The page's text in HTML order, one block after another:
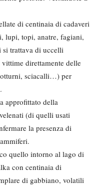
di centinaia di cadaveri
lupi, topi, anatre, fagiani,
si trattava di uccelli
direttamente delle
sciacalli…) per
approfittato della
(di quelli usati
la presenza di
quello intorno al lago di
con centinaia di
di gabbiano, volatili